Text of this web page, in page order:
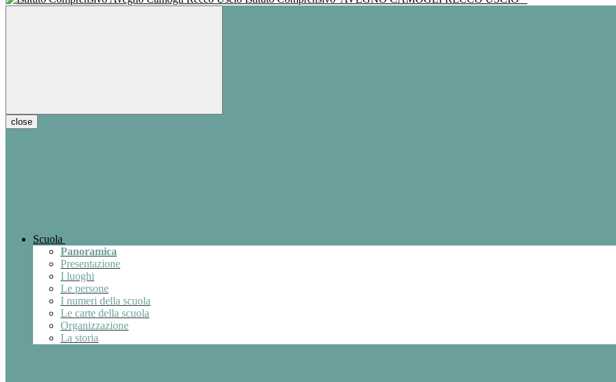
close
Scuola
Panoramica
Presentazione
I luoghi
Le persone
I numeri della scuola
Le carte della scuola
Organizzazione
La storia